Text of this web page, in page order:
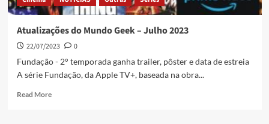
Atualizações do Mundo Geek – Julho 2023
22/07/2023
0
Fundação - 2° temporada ganha trailer, pôster e data de estreia
A série Fundação, da Apple TV+, baseada na obra...
Read More